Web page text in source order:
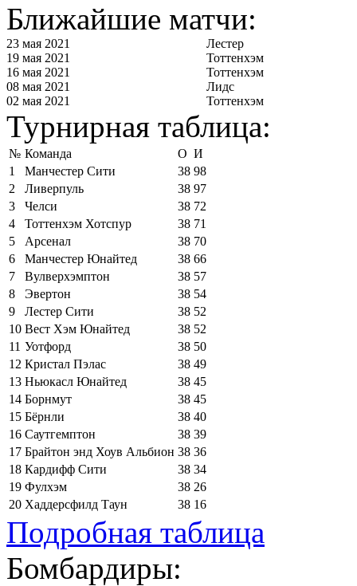
Ближайшие матчи:
23 мая 2021
Лестер
19 мая 2021
Тоттенхэм
16 мая 2021
Тоттенхэм
08 мая 2021
Лидс
02 мая 2021
Тоттенхэм
Турнирная таблица:
№ Команда О И
1
Манчестер Сити 38 98
2
Ливерпуль 38 97
3
Челси 38 72
4
Тоттенхэм Хотспур 38 71
5
Арсенал 38 70
6
Манчестер Юнайтед 38 66
7
Вулверхэмптон 38 57
8
Эвертон 38 54
9
Лестер Сити 38 52
10 Вест Хэм Юнайтед 38 52
11 Уотфорд 38 50
12 Кристал Пэлас 38 49
13 Ньюкасл Юнайтед 38 45
14 Борнмут 38 45
15 Бёрнли 38 40
16 Саутгемптон 38 39
17 Брайтон энд Хоув Альбион 38 36
18 Кардифф Сити 38 34
19 Фулхэм 38 26
20 Хаддерсфилд Таун 38 16
Подробная таблица
Бомбардиры: